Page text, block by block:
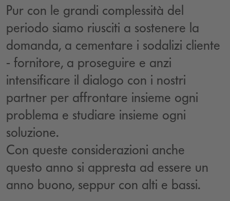
Pur con le grandi complessità del
periodo siamo riusciti a sostenere la
domanda, a cementare i sodalizi cliente
- fornitore, a proseguire e anzi
intensificare il dialogo con i nostri
partner per affrontare insieme ogni
problema e studiare insieme ogni
soluzione.
Con queste considerazioni anche
questo anno si appresta ad essere un
anno buono, seppur con alti e bassi.